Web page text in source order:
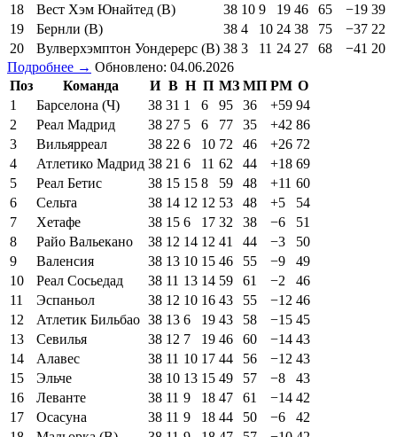
18
Вест Хэм Юнайтед (В) 38 10 9 19 46 65 −19 39
19
Бернли (В) 38 4 10 24 38 75 −37 22
20
Вулверхэмптон Уондерерс (В) 38 3 11 24 27 68 −41 20
Подробнее → Обновлено: 04.06.2026
Поз
Команда И В Н П МЗ МП РМ О
1
Барселона (Ч) 38 31 1 6 95 36 +59 94
2
Реал Мадрид 38 27 5 6 77 35 +42 86
3
Вильярреал 38 22 6 10 72 46 +26 72
4
Атлетико Мадрид 38 21 6 11 62 44 +18 69
5
Реал Бетис 38 15 15 8 59 48 +11 60
6
Сельта 38 14 12 12 53 48 +5
54
7
Хетафе 38 15 6 17 32 38 −6
51
8
Райо Вальекано 38 12 14 12 41 44 −3
50
9
Валенсия 38 13 10 15 46 55 −9
49
10
Реал Сосьедад 38 11 13 14 59 61 −2
46
11
Эспаньол 38 12 10 16 43 55 −12 46
12
Атлетик Бильбао 38 13 6 19 43 58 −15 45
13
Севилья 38 12 7 19 46 60 −14 43
14
Алавес 38 11 10 17 44 56 −12 43
15
Эльче 38 10 13 15 49 57 −8
43
16
Леванте 38 11 9 18 47 61 −14 42
17
Осасуна 38 11 9 18 44 50 −6
42